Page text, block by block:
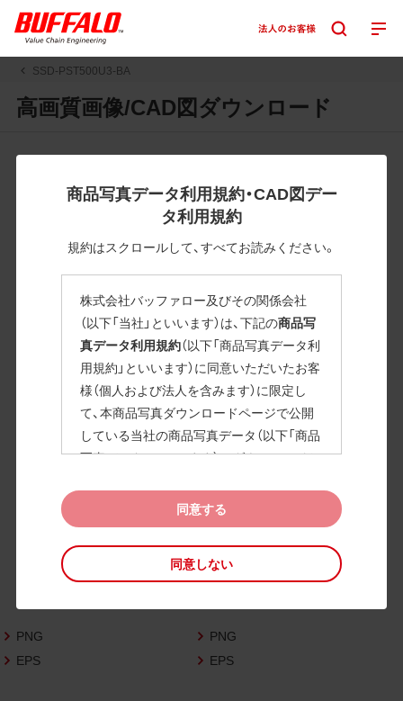
SSD-PST500U3-BA
高画質画像/CAD図ダウンロード
商品写真データ利用規約・CAD図デー
タ利用規約
規約はスクロールして、すべてお読みください。
株式会社バッファロー及びその関係会社
（以下「当社」といいます）は、下記の商品写
真データ利用規約（以下「商品写真データ利
用規約」といいます）に同意いただいたお客
様（個人および法人を含みます）に限定し
て、本商品写真ダウンロードページで公開
している当社の商品写真データ（以下「商品
写真データ」といいます）のダウンロードお
また、当社は、下記のCAD図データ利用規約
（以下「CAD図データ利用規約」といいます）
に同意いただいたお客様に限定して、本CA
D図ダウンロードページで公開している当
いいます）の利用を許諾いたします。
お客様が「同意する」ボタンをクリックされ
た場合、商品写真データ利用規約及びCAD
同意する
同意しない
すと圧縮ファイルのダウンロードが始まります。
JPEG・EPSファイルにはパスが設定されています。画像編集
の際に便利です。PNG画像は原則として背景を透過したもの
を提供しています。
掲載データ「JPEG、PNG : 低解像度(RGBカラー)」 「EPS : 高
解像度(CMYKカラー)」
SSD-PST500U3-BA
高画質画像
PNG
EPS
PNG
EPS